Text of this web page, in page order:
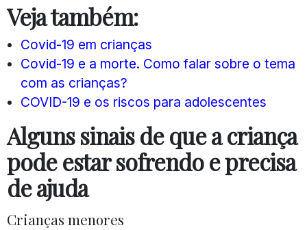
Veja também:
Covid-19 em crianças
Covid-19 e a morte. Como falar sobre o tema
com as crianças?
COVID-19 e os riscos para adolescentes
Alguns sinais de que a criança
pode estar sofrendo e precisa
de ajuda
Crianças menores